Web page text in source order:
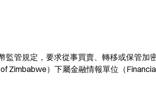
管規定，要求從事買賣、轉移或保管加
Zimbabwe）下屬金融情報單位（